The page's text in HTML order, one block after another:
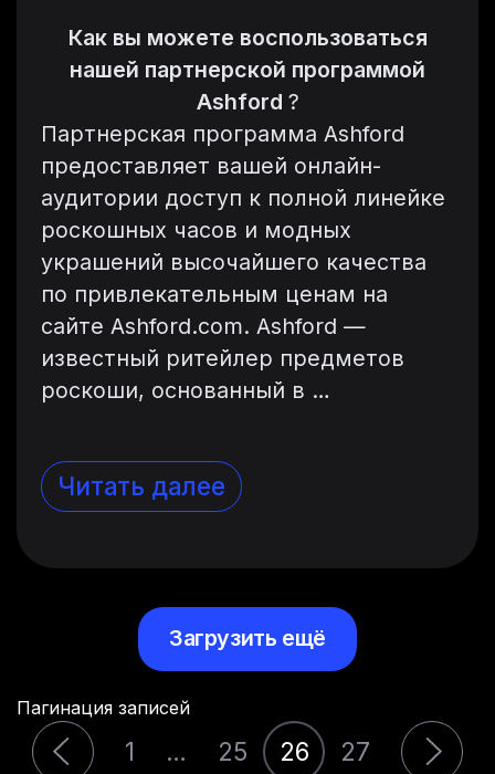
Как вы можете воспользоваться
нашей партнерской программой
Ashford ?
Партнерская программа Ashford
предоставляет вашей онлайн-
аудитории доступ к полной линейке
роскошных часов и модных
украшений высочайшего качества
по привлекательным ценам на
сайте Ashford.com. Ashford —
известный ритейлер предметов
роскоши, основанный в …
Читать далее
Загрузить ещё
Пагинация записей
1 … 25 26 27